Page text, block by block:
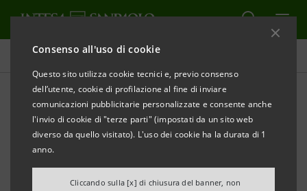
Consenso all'uso di cookie
Questo sito utilizza cookie tecnici e, previo consenso
dell’utente, cookie di profilazione al fine di inviare
comunicazioni pubblicitarie personalizzate e consente anche
l'invio di cookie di "terze parti" (impostati da un sito web
diverso da quello visitato). L'uso dei cookie ha la durata di 1
anno.
Cliccando sulla [x] di chiusura del banner, non
Comunicati stampa
STAMPA
AGGIORNA
INTESA SANPAOLO E LA FONDAZIONE
INTERCULTURA INSIEME PER IL NONO ANNO
CONSECUTIVO